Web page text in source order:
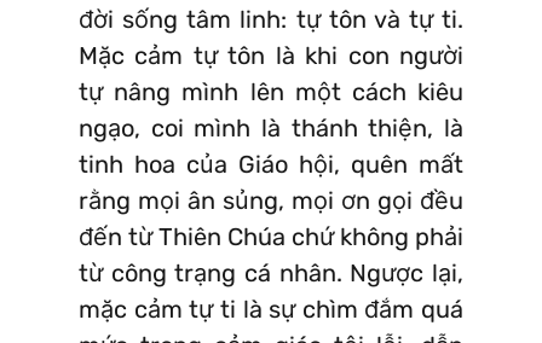
đời sống tâm linh: tự tôn và tự ti.
Mặc cảm tự tôn là khi con người
tự nâng mình lên một cách kiêu
ngạo, coi mình là thánh thiện, là
tinh hoa của Giáo hội, quên mất
rằng mọi ân sủng, mọi ơn gọi đều
đến từ Thiên Chúa chứ không phải
từ công trạng cá nhân. Ngược lại,
mặc cảm tự ti là sự chìm đắm quá